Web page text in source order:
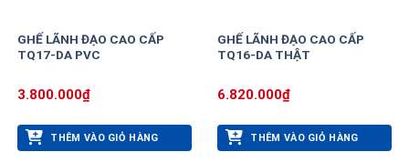
GHẾ LÃNH ĐẠO CAO CẤP
TQ17-DA PVC
3.800.000₫
THÊM VÀO GIỎ HÀNG
GHẾ LÃNH ĐẠO CAO CẤP
TQ16-DA THẬT
6.820.000₫
THÊM VÀO GIỎ HÀNG